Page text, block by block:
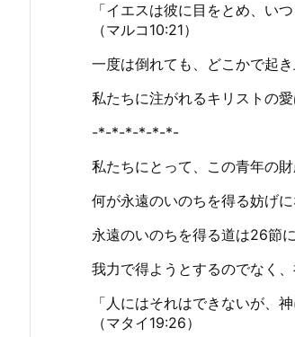
「イエスは彼に目をとめ、い
（マルコ10:21）
一度は倒れても、どこかで起き
私たちに注がれるキリストの愛
-*-*-*-*-*-*-
私たちにとって、この青年の
何が永遠のいのちを得る妨げに
永遠のいのちを得る道は26節に
我力で得ようとするのでなく
「人にはそれはできないが、
（マタイ19:26）